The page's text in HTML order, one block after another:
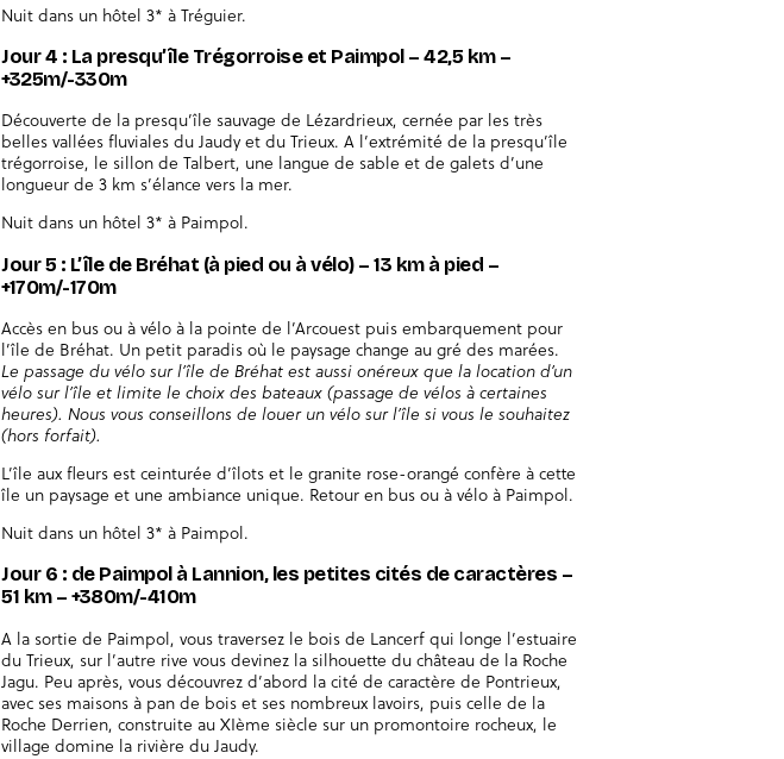
Nuit dans un hôtel 3* à Tréguier.
Jour 4 : La presqu’île Trégorroise et Paimpol – 42,5 km –
+325m/-330m
Découverte de la presqu’île sauvage de Lézardrieux, cernée par les très
belles vallées fluviales du Jaudy et du Trieux. A l’extrémité de la presqu’île
trégorroise, le sillon de Talbert, une langue de sable et de galets d’une
longueur de 3 km s’élance vers la mer.
Nuit dans un hôtel 3* à Paimpol.
Jour 5 : L’île de Bréhat (à pied ou à vélo) – 13 km à pied –
+170m/-170m
Accès en bus ou à vélo à la pointe de l’Arcouest puis embarquement pour
l’île de Bréhat. Un petit paradis où le paysage change au gré des marées.
Le passage du vélo sur l’île de Bréhat est aussi onéreux que la location d’un
vélo sur l’île et limite le choix des bateaux (passage de vélos à certaines
heures). Nous vous conseillons de louer un vélo sur l’île si vous le souhaitez
(hors forfait).
L’île aux fleurs est ceinturée d’îlots et le granite rose-orangé confère à cette
île un paysage et une ambiance unique. Retour en bus ou à vélo à Paimpol.
Nuit dans un hôtel 3* à Paimpol.
Jour 6 : de Paimpol à Lannion, les petites cités de caractères –
51 km – +380m/-410m
A la sortie de Paimpol, vous traversez le bois de Lancerf qui longe l’estuaire
du Trieux, sur l’autre rive vous devinez la silhouette du château de la Roche
Jagu. Peu après, vous découvrez d’abord la cité de caractère de Pontrieux,
avec ses maisons à pan de bois et ses nombreux lavoirs, puis celle de la
Roche Derrien, construite au XIème siècle sur un promontoire rocheux, le
village domine la rivière du Jaudy.